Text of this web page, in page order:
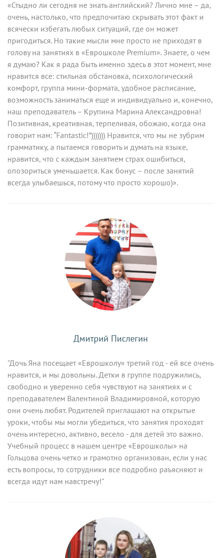
«Стыдно ли сегодня не знать английский? Лично мне – да,
очень, настолько, что предпочитаю скрывать этот факт и
всячески избегать любых ситуаций, где он может
пригодиться. Но такие мысли мне просто не приходят в
голову на занятиях в «Еврошколе Premium». Знаете, о чем
я думаю? Как я рада быть именно здесь в этот момент, мне
нравится все: стильная обстановка, психологический
комфорт, группа мини-формата, удобное расписание,
возможность заниматься еще и индивидуально и, конечно,
наш преподаватель – Крупина Марина Александровна!
Позитивная, креативная, терпеливая, обожаю, когда она
говорит нам: “Fantastic!”))))))) Нравится, что мы не зубрим
грамматику, а пытаемся говорить и думать на языке,
нравится, что с каждым занятием страх ошибиться,
опозориться уменьшается. Как бонус – после занятий
всегда улыбаешься, потому что просто хорошо)».
Дмитрий Пислегин
"Дочь Яна посещает «Еврошколу» третий год - ей все очень
нравится, и мы довольны. Детки в группе подружились,
свободно и уверенно себя чувствуют на занятиях и с
преподавателем Валентиной Владимировной, которую
они очень любят. Родителей приглашают на открытые
уроки, чтобы мы могли убедиться, что занятия проходят
очень интересно, активно, весело - для детей это важно.
Учебный процесс в нашем центре «Еврошколы» на
Гольцова очень четко и грамотно организован, если у нас
есть вопросы, то сотрудники все подробно раъясняют и
всегда идут нам навстречу!"